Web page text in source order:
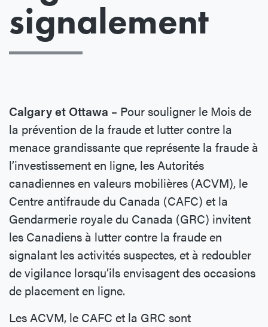
signalement
Calgary et Ottawa – Pour souligner le Mois de
la prévention de la fraude et lutter contre la
menace grandissante que représente la fraude à
l’investissement en ligne, les Autorités
canadiennes en valeurs mobilières (ACVM), le
Centre antifraude du Canada (CAFC) et la
Gendarmerie royale du Canada (GRC) invitent
les Canadiens à lutter contre la fraude en
signalant les activités suspectes, et à redoubler
de vigilance lorsqu’ils envisagent des occasions
de placement en ligne.
Les ACVM, le CAFC et la GRC sont